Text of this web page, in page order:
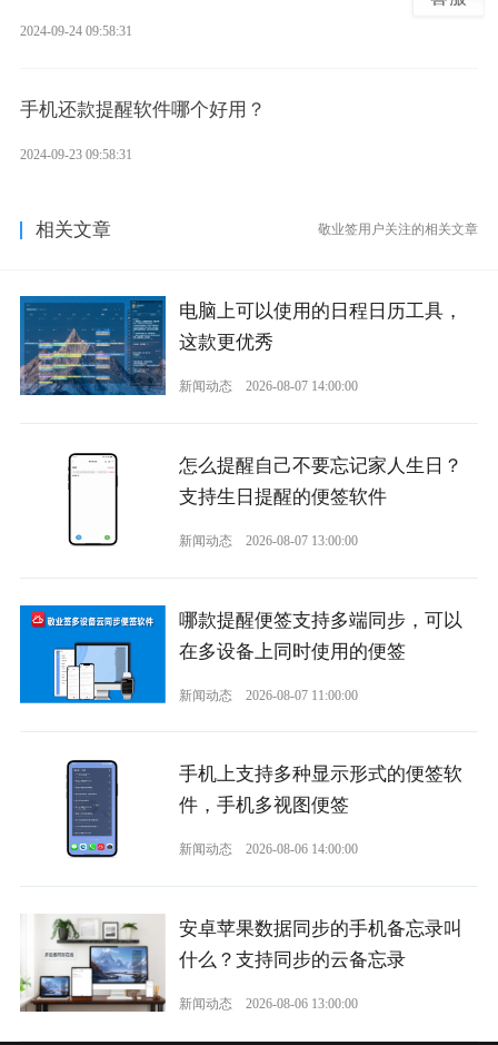
2024-09-24 09:58:31
手机还款提醒软件哪个好用？
2024-09-23 09:58:31
相关文章 敬业签用户关注的相关文章
电脑上可以使用的日程日历工具，
这款更优秀
新闻动态 2026-08-07 14:00:00
怎么提醒自己不要忘记家人生日？
支持生日提醒的便签软件
新闻动态 2026-08-07 13:00:00
哪款提醒便签支持多端同步，可以
在多设备上同时使用的便签
新闻动态 2026-08-07 11:00:00
手机上支持多种显示形式的便签软
件，手机多视图便签
新闻动态 2026-08-06 14:00:00
安卓苹果数据同步的手机备忘录叫
什么？支持同步的云备忘录
新闻动态 2026-08-06 13:00:00